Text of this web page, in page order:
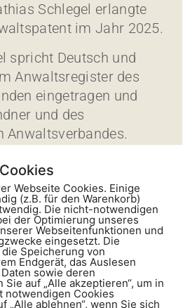
Schlegel erlangte
im Jahr 2025.
spricht Deutsch und
Anwaltsregister des
eingetragen und
und des
Anwaltsverbandes.
AG
Webseite Cookies. Einige
(z.B. für den Warenkorb)
Die nicht-notwendigen
der Optimierung unseres
Webseitenfunktionen und
eingesetzt. Die
Speicherung von
Endgerät, das Auslesen
sowie deren
auf „Alle akzeptieren“, um in
notwendigen Cookies
„Alle ablehnen“, wenn Sie sich